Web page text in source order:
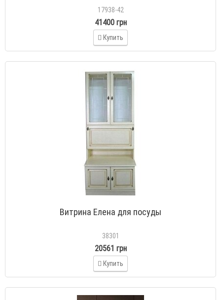
17938-42
41400 грн
Купить
Витрина Елена для посуды
38301
20561 грн
Купить